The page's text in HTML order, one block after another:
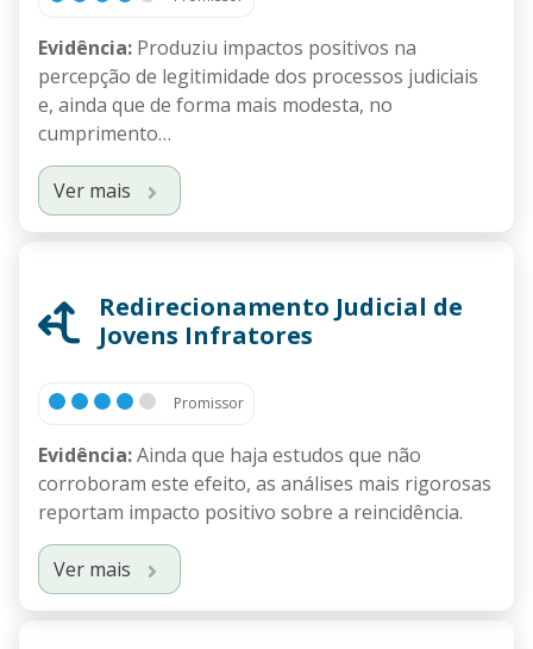
Evidência: Produziu impactos positivos na
percepção de legitimidade dos processos judiciais
e, ainda que de forma mais modesta, no
cumprimento…
Ver mais
Redirecionamento Judicial de
Jovens Infratores
Promissor
Evidência:Ainda que haja estudos que não
corroboram este efeito, as análises mais rigorosas
reportam impacto positivo sobre a reincidência.
Ver mais